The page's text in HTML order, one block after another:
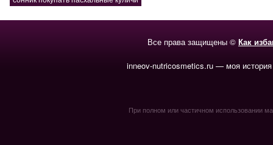
Все права защищены © Как
inneov-nutricosmetics.ru — моя
При полном или частичном использовании